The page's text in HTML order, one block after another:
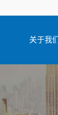
关于我们